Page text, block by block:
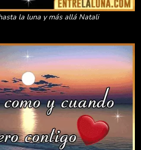
la luna y más allá Natali